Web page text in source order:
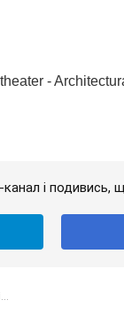
і подивись,